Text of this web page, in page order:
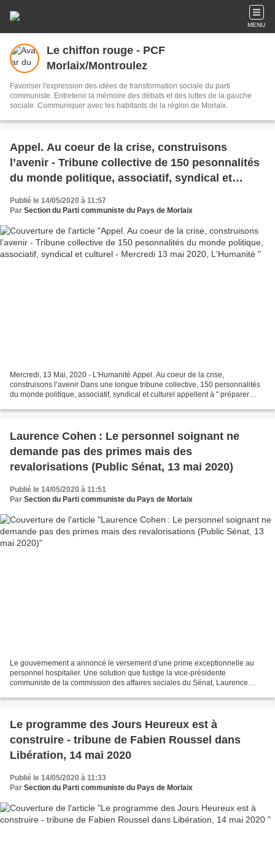
MENU
Le chiffon rouge - PCF
Morlaix/Montroulez
Favoriser l'expression des idées de transformation sociale du parti
communiste. Entretenir la mémoire des débats et des luttes de la gauche
sociale. Communiquer avec les habitants de la région de Morlaix.
Appel. Au coeur de la crise, construisons
l’avenir - Tribune collective de 150 pesonnalités
du monde politique, associatif, syndical et
culturel - Mercredi 13 mai 2020, L'Humanité
Publié le 14/05/2020 à 11:57
Par Section du Parti communiste du Pays de Morlaix
Mercredi, 13 Mai, 2020 - L'Humanité Appel. Au coeur de la crise,
construisons l’avenir Dans une longue tribune collective, 150 personnalités
du monde politique, associatif, syndical et culturel appellent à " préparer
Laurence Cohen : Le personnel soignant ne
demande pas des primes mais des
revalorisations (Public Sénat, 13 mai 2020)
Publié le 14/05/2020 à 11:51
Par Section du Parti communiste du Pays de Morlaix
Le gouvernement a annoncé le versement d’une prime exceptionnelle au
personnel hospitalier. Une solution que fustige la vice-présidente
communiste de la commission des affaires sociales du Sénat, Laurence
Le programme des Jours Heureux est à
construire - tribune de Fabien Roussel dans
Libération, 14 mai 2020
Publié le 14/05/2020 à 11:33
Par Section du Parti communiste du Pays de Morlaix